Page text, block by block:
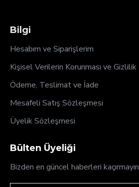
Bilgi
Hesabım ve Siparişlerim
Kişisel Verilerin Korunması ve Gizlilik
Ödeme, Teslimat ve İade
Mesafeli Satış Sözleşmesi
Üyelik Sözleşmesi
Bülten Üyeliği
Bizden en güncel haberleri kaçırmayın